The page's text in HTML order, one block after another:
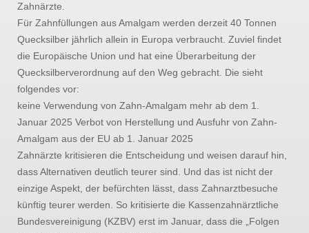
Zahnärzte.
Für Zahnfüllungen aus Amalgam werden derzeit 40 Tonnen
Quecksilber jährlich allein in Europa verbraucht. Zuviel findet
die Europäische Union und hat eine Überarbeitung der
Quecksilberverordnung auf den Weg gebracht. Die sieht
folgendes vor:
keine Verwendung von Zahn-Amalgam mehr ab dem 1.
Januar 2025 Verbot von Herstellung und Ausfuhr von Zahn-
Amalgam aus der EU ab 1. Januar 2025
Zahnärzte kritisieren die Entscheidung und weisen darauf hin,
dass Alternativen deutlich teurer sind. Und das ist nicht der
einzige Aspekt, der befürchten lässt, dass Zahnarztbesuche
künftig teurer werden. So kritisierte die Kassenzahnärztliche
Bundesvereinigung (KZBV) erst im Januar, dass die „Folgen